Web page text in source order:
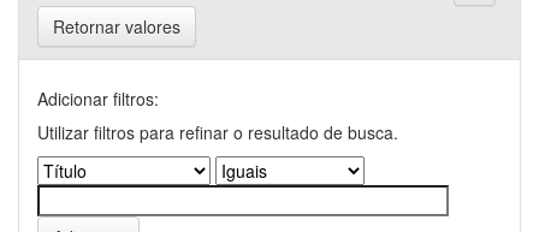
Retornar valores
Adicionar filtros:
Utilizar filtros para refinar o resultado de busca.